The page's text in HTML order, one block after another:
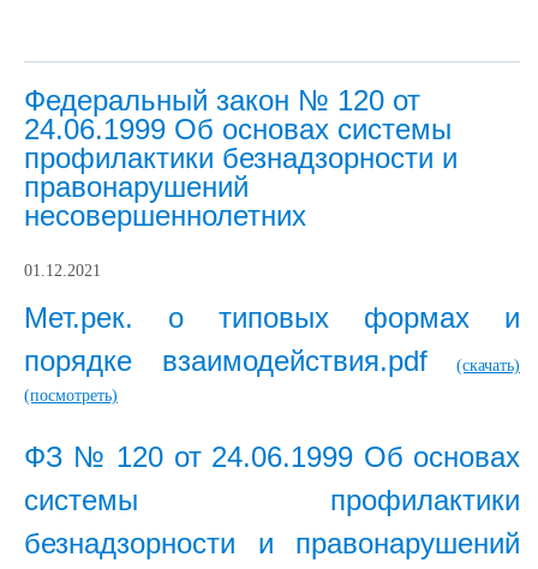
Федеральный закон № 120 от
24.06.1999 Об основах системы
профилактики безнадзорности и
правонарушений
несовершеннолетних
01.12.2021
Мет.рек. о типовых формах и
порядке взаимодействия.pdf
(скачать)
(посмотреть)
ФЗ № 120 от 24.06.1999 Об основах
системы профилактики
безнадзорности и правонарушений